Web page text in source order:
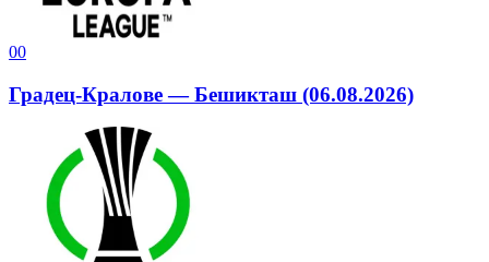
00
Градец-Кралове — Бешикташ (06.08.2026)